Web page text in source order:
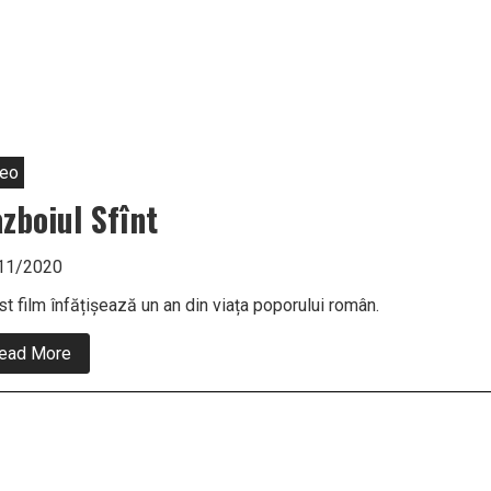
Sfînt
2020
film înfățișează un an din viața poporului român.
Moreabout
Razboiul
Sfînt